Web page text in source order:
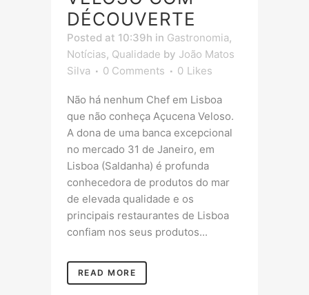
DÉCOUVERTE
Posted at 10:39h in Gastronomia,
Notícias, Qualidade by João Matos
Silva
0 Comments 0 Likes
Não há nenhum Chef em Lisboa
que não conheça Açucena Veloso.
A dona de uma banca excepcional
no mercado 31 de Janeiro, em
Lisboa (Saldanha) é profunda
conhecedora de produtos do mar
de elevada qualidade e os
principais restaurantes de Lisboa
confiam nos seus produtos...
READ MORE